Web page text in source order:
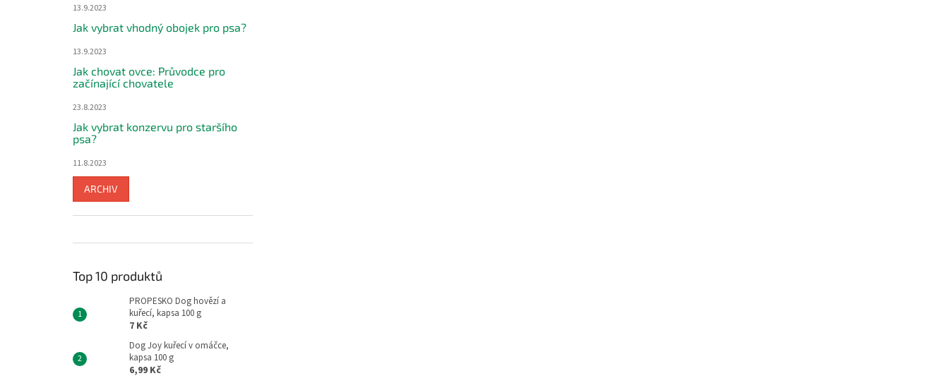
13.9.2023
Jak vybrat vhodný obojek pro psa?
13.9.2023
Jak chovat ovce: Průvodce pro
začínající chovatele
23.8.2023
Jak vybrat konzervu pro staršího
psa?
11.8.2023
ARCHIV
Top 10 produktů
PROPESKO Dog hovězí a
kuřecí, kapsa 100 g
7 Kč
Dog Joy kuřecí v omáčce,
kapsa 100 g
6,99 Kč